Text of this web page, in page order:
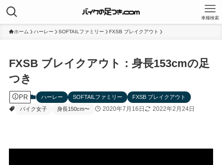
車種検索
ホーム ハーレー SOFTAILファミリー FXSB ブレイクアウト
FXSB ブレイクアウト：身長153cmの足
つき
PR ハーレー SOFTAILファミリー
FXSB ブレイクアウト
バイク女子
身長150cm〜 2020年7月16日 2022年2月24日